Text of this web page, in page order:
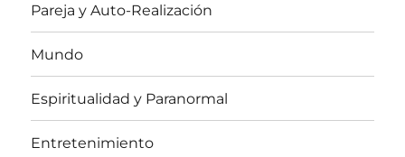
Pareja y Auto-Realización
Mundo
Espiritualidad y Paranormal
Entretenimiento